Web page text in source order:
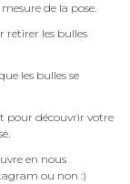
de la pose.
retirer les bulles
les bulles se
pour découvrir votre
en nous
ou non :)